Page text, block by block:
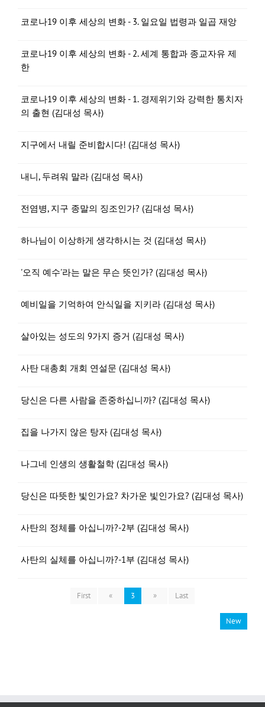
코로나19 이후 세상의 변화 - 3. 일요일 법령과 일곱 재앙
코로나19 이후 세상의 변화 - 2. 세계 통합과 종교자유 제
한
코로나19 이후 세상의 변화 - 1. 경제위기와 강력한 통치자
의 출현 (김대성 목사)
지구에서 내릴 준비합시다! (김대성 목사)
내니, 두려워 말라 (김대성 목사)
전염병, 지구 종말의 징조인가? (김대성 목사)
하나님이 이상하게 생각하시는 것 (김대성 목사)
'오직 예수'라는 말은 무슨 뜻인가? (김대성 목사)
예비일을 기억하여 안식일을 지키라 (김대성 목사)
살아있는 성도의 9가지 증거 (김대성 목사)
사탄 대총회 개회 연설문 (김대성 목사)
당신은 다른 사람을 존중하십니까? (김대성 목사)
집을 나가지 않은 탕자 (김대성 목사)
나그네 인생의 생활철학 (김대성 목사)
당신은 따뜻한 빛인가요? 차가운 빛인가요? (김대성 목사)
사탄의 정체를 아십니까?-2부 (김대성 목사)
사탄의 실체를 아십니까?-1부 (김대성 목사)
First « 3 » Last
New